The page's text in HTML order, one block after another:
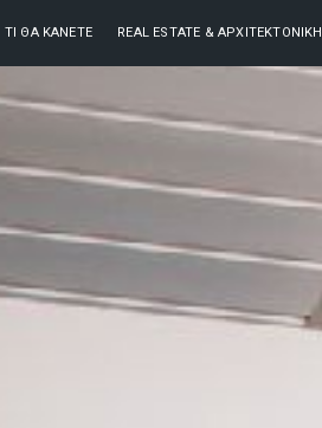
ΤΙ ΘΑ ΚΆΝΕΤΕ REAL ESTATE & ΑΡΧΙΤΕΚΤΟΝΙΚΉ